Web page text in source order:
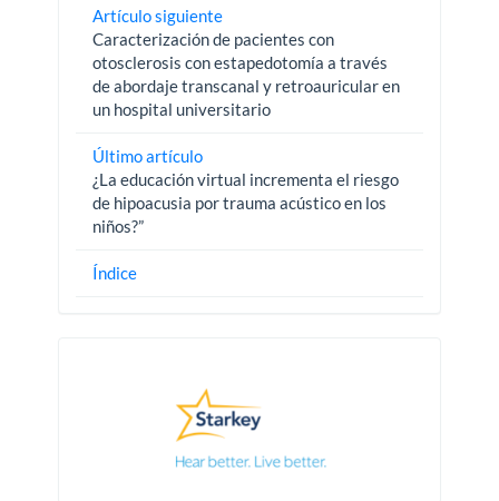
Artículo siguiente
Caracterización de pacientes con
otosclerosis con estapedotomía a través
de abordaje transcanal y retroauricular en
un hospital universitario
Último artículo
¿La educación virtual incrementa el riesgo
de hipoacusia por trauma acústico en los
niños?”
Índice